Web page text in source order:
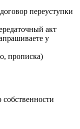
переуступки
акт
у
прописка)